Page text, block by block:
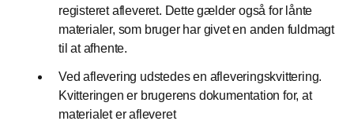
registeret afleveret. Dette gælder også for lånte
materialer, som bruger har givet en anden fuldmagt
til at afhente.
Ved aflevering udstedes en afleveringskvittering.
Kvitteringen er brugerens dokumentation for, at
materialet er afleveret